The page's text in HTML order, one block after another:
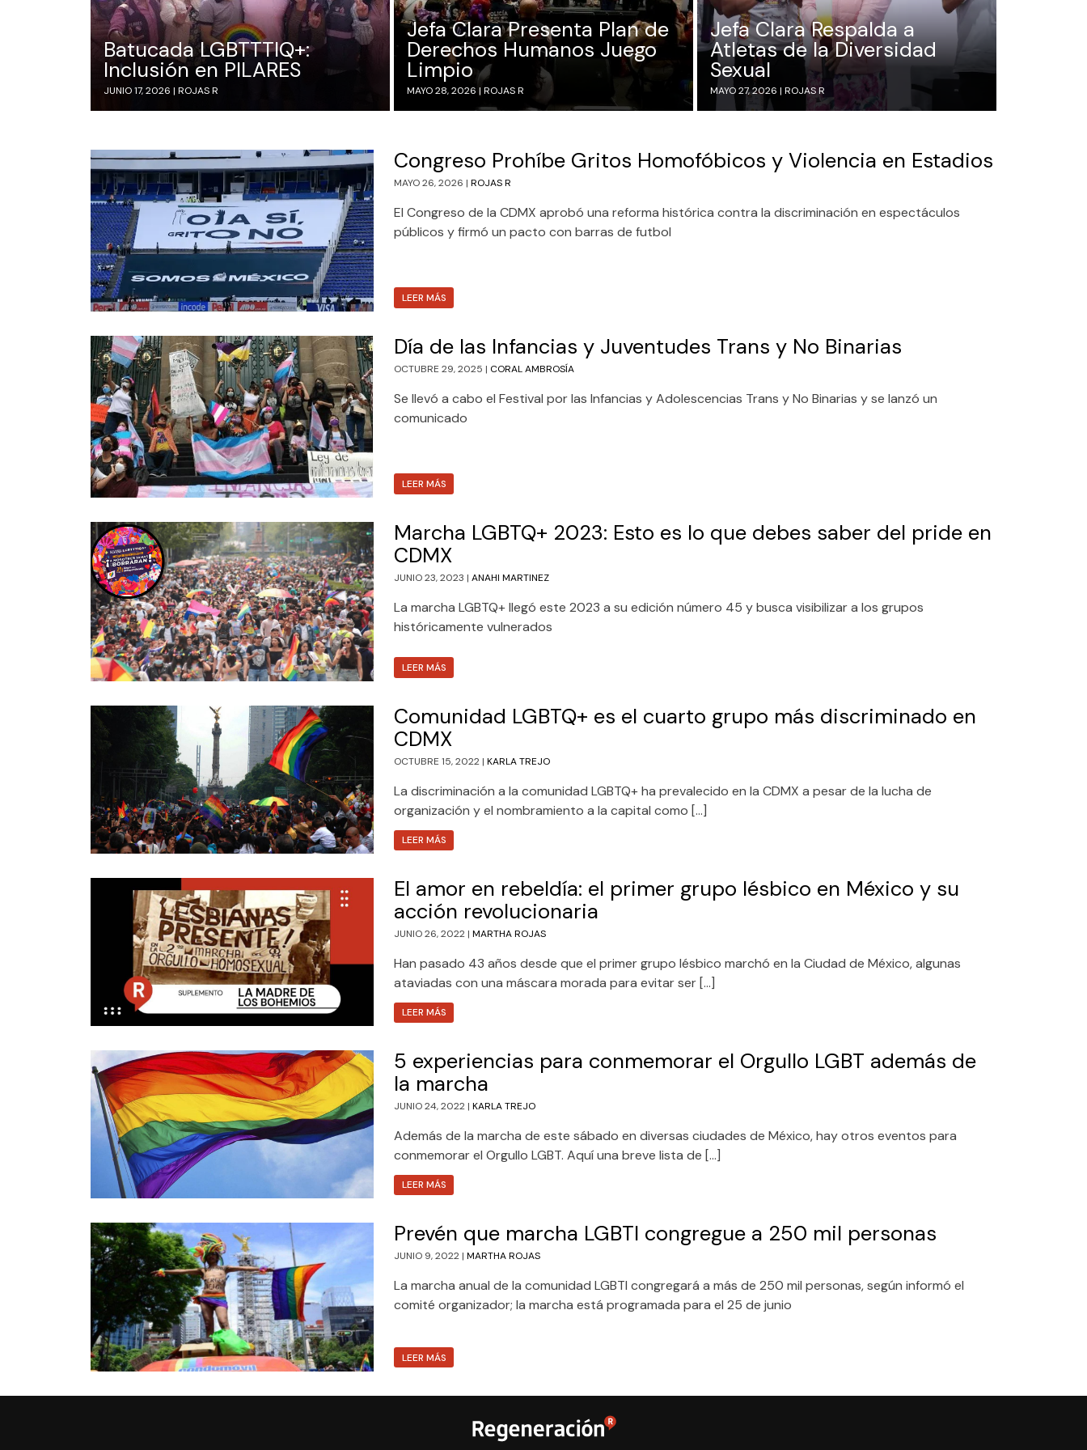
Batucada LGBTTTIQ+:
Inclusión en PILARES
JUNIO 17, 2026 | ROJAS R
Jefa Clara Presenta Plan de
Derechos Humanos Juego
Limpio
MAYO 28, 2026 | ROJAS R
Jefa Clara Respalda a
Atletas de la Diversidad
Sexual
MAYO 27, 2026 | ROJAS R
Congreso Prohíbe Gritos Homofóbicos y Violencia en Estadios
MAYO 26, 2026 | ROJAS R
El Congreso de la CDMX aprobó una reforma histórica contra la discriminación en espectáculos
públicos y firmó un pacto con barras de futbol
LEER MÁS
Día de las Infancias y Juventudes Trans y No Binarias
OCTUBRE 29, 2025 | CORAL AMBROSÍA
Se llevó a cabo el Festival por las Infancias y Adolescencias Trans y No Binarias y se lanzó un
comunicado
LEER MÁS
Marcha LGBTQ+ 2023: Esto es lo que debes saber del pride en
CDMX
JUNIO 23, 2023 | ANAHI MARTINEZ
La marcha LGBTQ+ llegó este 2023 a su edición número 45 y busca visibilizar a los grupos
históricamente vulnerados
LEER MÁS
Comunidad LGBTQ+ es el cuarto grupo más discriminado en
CDMX
OCTUBRE 15, 2022 | KARLA TREJO
La discriminación a la comunidad LGBTQ+ ha prevalecido en la CDMX a pesar de la lucha de
organización y el nombramiento a la capital como […]
LEER MÁS
El amor en rebeldía: el primer grupo lésbico en México y su
acción revolucionaria
JUNIO 26, 2022 | MARTHA ROJAS
Han pasado 43 años desde que el primer grupo lésbico marchó en la Ciudad de México, algunas
ataviadas con una máscara morada para evitar ser […]
LEER MÁS
5 experiencias para conmemorar el Orgullo LGBT además de
la marcha
JUNIO 24, 2022 | KARLA TREJO
Además de la marcha de este sábado en diversas ciudades de México, hay otros eventos para
conmemorar el Orgullo LGBT. Aquí una breve lista de […]
LEER MÁS
Prevén que marcha LGBTI congregue a 250 mil personas
JUNIO 9, 2022 | MARTHA ROJAS
La marcha anual de la comunidad LGBTI congregará a más de 250 mil personas, según informó el
comité organizador; la marcha está programada para el 25 de junio
LEER MÁS